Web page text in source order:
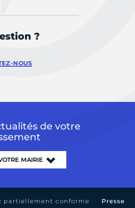
?
NOUS
de votre
partiellement conforme Presse